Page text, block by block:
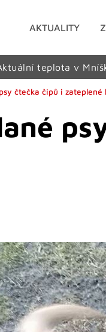
AKTUALITY
teplota v
čtečka čipů i zateplené